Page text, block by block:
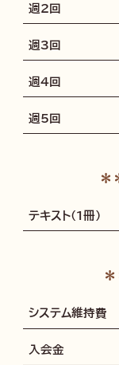
週2回
週3回
週4回
週5回
テキスト（1冊）
システム維持費
入会金